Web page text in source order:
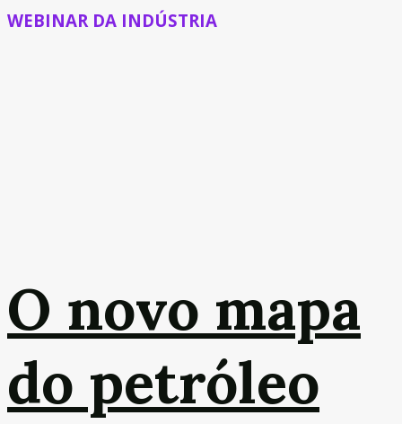
WEBINAR DA INDÚSTRIA
O novo mapa
do petróleo